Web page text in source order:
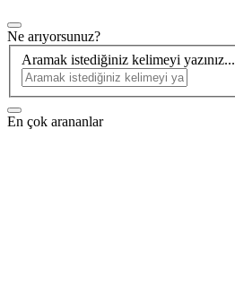
Ne arıyorsunuz?
Aramak istediğiniz kelimeyi yazınız...
En çok arananlar